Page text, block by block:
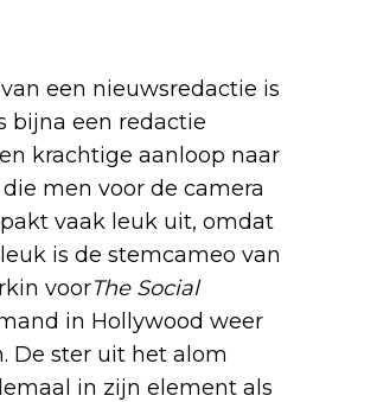
een nieuwsredactie is
bijna een redactie
krachtige aanloop naar
men voor de camera
vaak leuk uit, omdat
is de stemcameo van
voorThe Social
in Hollywood weer
De ster uit het alom
in zijn element als